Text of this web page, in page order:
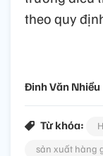
theo quy
Đinh Văn Nhiều
Từ khóa:
sản xuất hàng